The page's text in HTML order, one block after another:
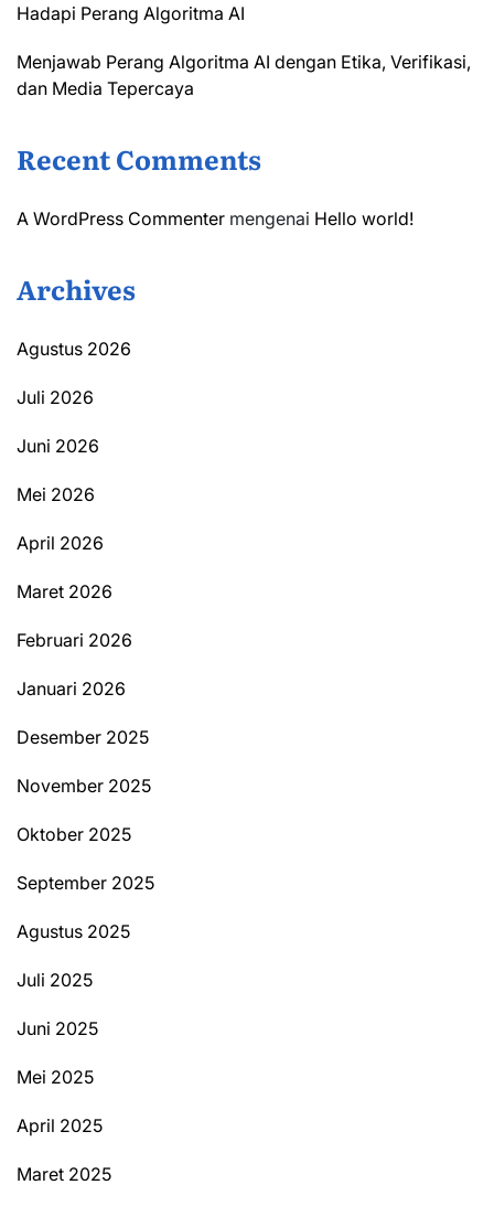
Hadapi Perang Algoritma AI
Menjawab Perang Algoritma AI dengan Etika, Verifikasi,
dan Media Tepercaya
Recent Comments
A WordPress Commenter mengenai Hello world!
Archives
Agustus 2026
Juli 2026
Juni 2026
Mei 2026
April 2026
Maret 2026
Februari 2026
Januari 2026
Desember 2025
November 2025
Oktober 2025
September 2025
Agustus 2025
Juli 2025
Juni 2025
Mei 2025
April 2025
Maret 2025